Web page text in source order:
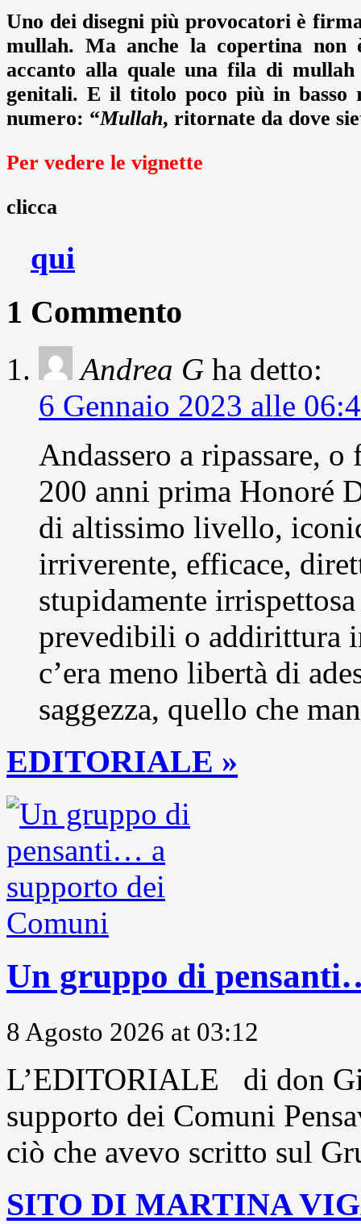
Uno dei disegni più provocatori è
mullah. Ma anche la copertina non
accanto alla quale una fila di
genitali. E il titolo poco più in basso
numero: “Mullah, ritornate da dove
Per vedere le vignette
clicca
qui
1 Commento
Andrea G ha detto:
6 Gennaio 2023 alle
Andassero a ripassare,
200 anni prima Honoré
di altissimo livello,
irriverente, efficace,
stupidamente
prevedibili o addirittura
c’era meno libertà di
saggezza, quello che
EDITORIALE »
Un gruppo di
8 Agosto 2026 at 03:12
L’EDITORIALE di don
supporto dei Comuni
ciò che avevo scritto sul
SITO DI MARTINA